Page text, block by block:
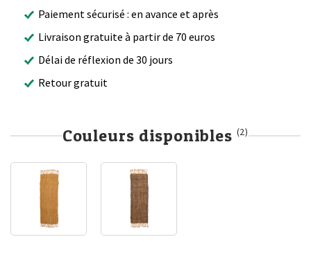
Paiement sécurisé : en avance et après
Livraison gratuite à partir de 70 euros
Délai de réflexion de 30 jours
Retour gratuit
Couleurs disponibles (2)